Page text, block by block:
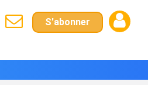
S'abonner